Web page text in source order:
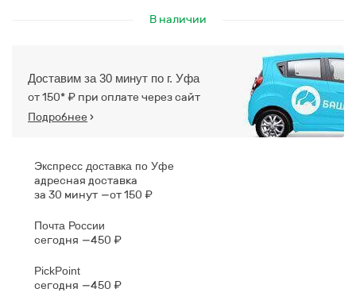
В наличии
Доставим за 30 минут по г. Уфа
от 150* ₽ при оплате через сайт
Подробнее ›
Экспресс доставка по Уфе
адресная доставка
за 30 минут
от 150 ₽
Почта России
сегодня 450 ₽
PickPoint
сегодня 450 ₽